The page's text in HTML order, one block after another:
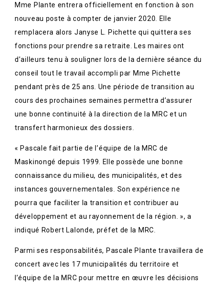
Mme Plante entrera officiellement en fonction à son
nouveau poste à compter de janvier 2020. Elle
remplacera alors Janyse L. Pichette qui quittera ses
fonctions pour prendre sa retraite. Les maires ont
d’ailleurs tenu à souligner lors de la dernière séance du
conseil tout le travail accompli par Mme Pichette
pendant près de 25 ans. Une période de transition au
cours des prochaines semaines permettra d’assurer
une bonne continuité à la direction de la MRC et un
transfert harmonieux des dossiers.
« Pascale fait partie de l’équipe de la MRC de
Maskinongé depuis 1999. Elle possède une bonne
connaissance du milieu, des municipalités, et des
instances gouvernementales. Son expérience ne
pourra que faciliter la transition et contribuer au
développement et au rayonnement de la région. », a
indiqué Robert Lalonde, préfet de la MRC.
Parmi ses responsabilités, Pascale Plante travaillera de
concert avec les 17 municipalités du territoire et
l’équipe de la MRC pour mettre en œuvre les décisions